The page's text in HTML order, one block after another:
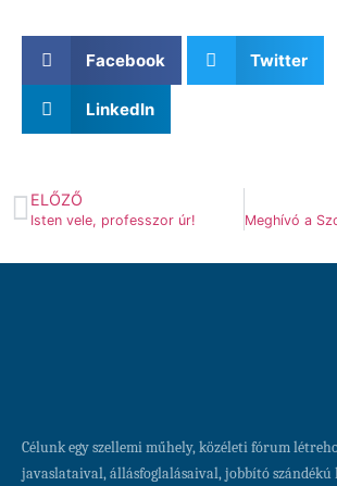
Facebook Twitter
LinkedIn
ELŐZŐ
Isten vele, professzor úr!
Célunk egy szellemi műhely, közéleti fórum
javaslataival, állásfoglalásaival, jobbító